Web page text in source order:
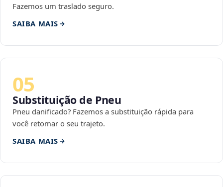
Fazemos um traslado seguro.
SAIBA MAIS
05
Substituição de Pneu
Pneu danificado? Fazemos a substituição rápida para
você retomar o seu trajeto.
SAIBA MAIS